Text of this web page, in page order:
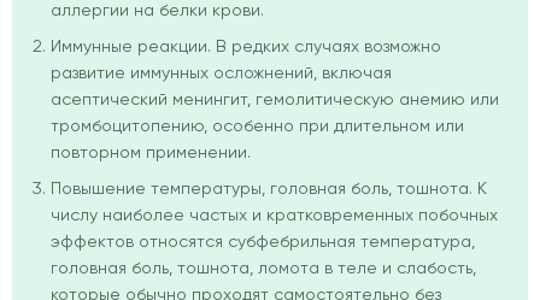
аллергии на белки крови.
Иммунные реакции. В редких случаях возможно
развитие иммунных осложнений, включая
асептический менингит, гемолитическую анемию или
тромбоцитопению, особенно при длительном или
повторном применении.
Повышение температуры, головная боль, тошнота. К
числу наиболее частых и кратковременных побочных
эффектов относятся субфебрильная температура,
головная боль, тошнота, ломота в теле и слабость,
которые обычно проходят самостоятельно без